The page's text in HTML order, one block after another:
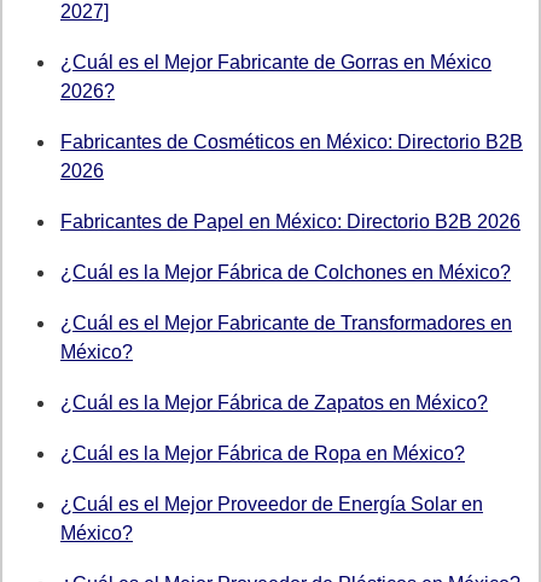
2027]
¿Cuál es el Mejor Fabricante de Gorras en México
2026?
Fabricantes de Cosméticos en México: Directorio B2B
2026
Fabricantes de Papel en México: Directorio B2B 2026
¿Cuál es la Mejor Fábrica de Colchones en México?
¿Cuál es el Mejor Fabricante de Transformadores en
México?
¿Cuál es la Mejor Fábrica de Zapatos en México?
¿Cuál es la Mejor Fábrica de Ropa en México?
¿Cuál es el Mejor Proveedor de Energía Solar en
México?